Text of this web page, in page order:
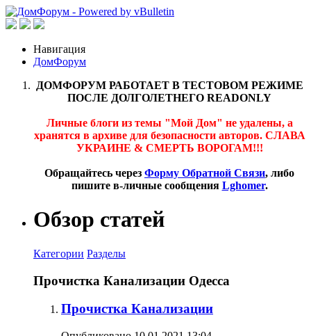
Навигация
ДомФорум
ДОМФОРУМ РАБОТАЕТ В ТЕСТОВОМ РЕЖИМЕ
ПОСЛЕ ДОЛГОЛЕТНЕГО READONLY
Личные блоги из темы "Мой Дом" не удалены, а
хранятся в архиве для безопасности авторов. СЛАВА
УКРАИНЕ & СМЕРТЬ ВОРОГАМ!!!
Обращайтесь через Форму Обратной Связи, либо
пишите в-личные сообщения Lghomer.
Обзор статей
Категории Разделы
Прочистка Канализации Одесса
Прочистка Канализации